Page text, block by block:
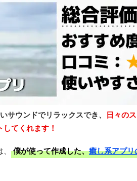
サウンドでリラックスでき、 日々の
てくれます！
僕が使って作成した、癒し系アプ